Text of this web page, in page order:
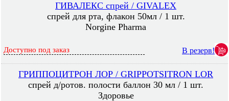
ГИВАЛЕКС спрей / GIVALEX
спрей для рта, флакон 50мл / 1 шт.
Norgine Pharma
Доступно под заказ В резерв!
ГРИППОЦИТРОН ЛОР / GRIPPOTSITRON LOR
спрей д/ротов. полости баллон 30 мл / 1 шт.
Здоровье